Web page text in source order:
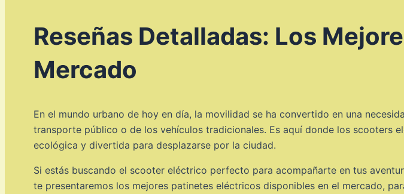
Reseñas Detalladas: Los
Mercado
En el mundo urbano de hoy en día, la movilidad se ha convertido en una
transporte público o de los vehículos tradicionales. Es aquí donde los scooters
ecológica y divertida para desplazarse por la ciudad.
Si estás buscando el scooter eléctrico perfecto para acompañarte en tus
te presentaremos los mejores patinetes eléctricos disponibles en el mercado,